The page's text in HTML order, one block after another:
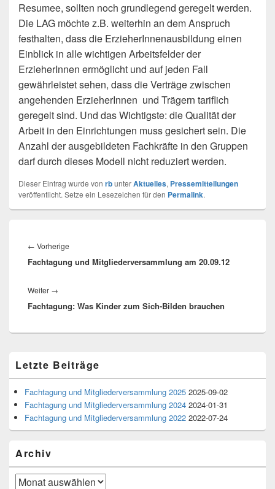
Resumee, sollten noch grundlegend geregelt werden.
Die LAG möchte z.B. weiterhin an dem Anspruch
festhalten, dass die ErzieherInnenausbildung einen
Einblick in alle wichtigen Arbeitsfelder der
ErzieherInnen ermöglicht und auf jeden Fall
gewährleistet sehen, dass die Verträge zwischen
angehenden ErzieherInnen und Trägern tariflich
geregelt sind. Und das Wichtigste: die Qualität der
Arbeit in den Einrichtungen muss gesichert sein. Die
Anzahl der ausgebildeten Fachkräfte in den Gruppen
darf durch dieses Modell nicht reduziert werden.
Dieser Eintrag wurde von rbunterAktuelles, Pressemitteilungen
veröffentlicht. Setze ein Lesezeichen für den Permalink.
← Vorherige
Beitrag:
Fachtagung und Mitgliederversammlung am 20.09.12
Weiter →
Beitrag:
Fachtagung: Was Kinder zum Sich-Bilden brauchen
Seitenleisten-
Widgetbereich
Letzte Beiträge
Fachtagung und Mitgliederversammlung 2025 2025-09-02
Fachtagung und Mitgliederversammlung 2024 2024-01-31
Fachtagung und Mitgliederversammlung 2022 2022-07-24
Archiv
Archiv